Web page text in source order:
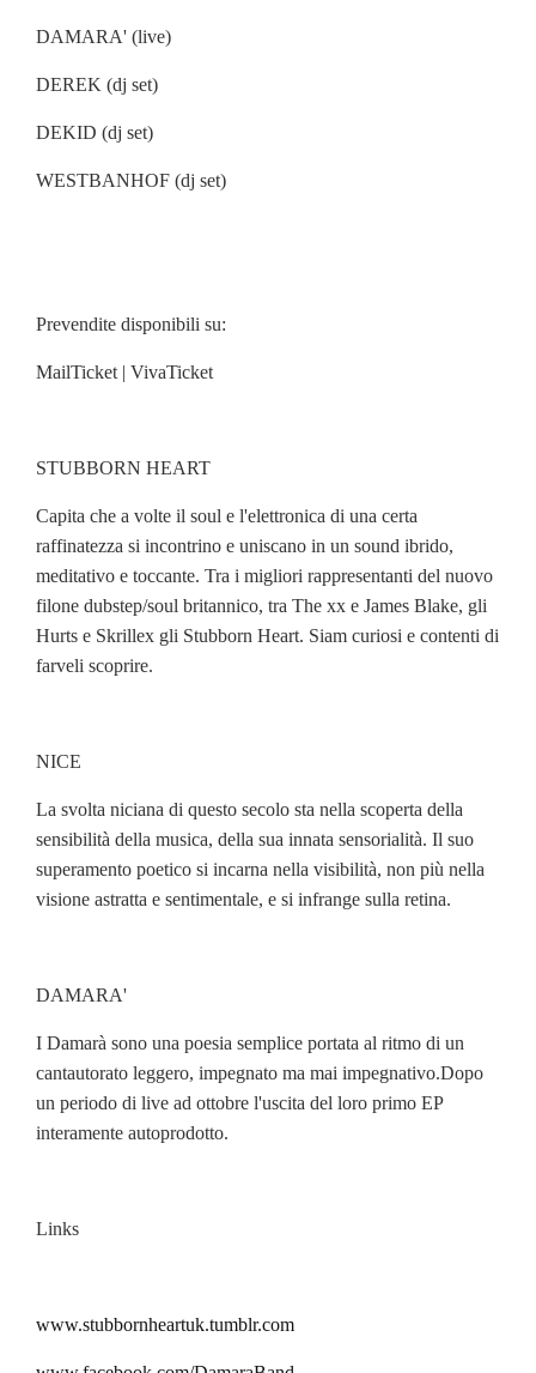
DAMARA' (live)
DEREK (dj set)
DEKID (dj set)
WESTBANHOF (dj set)
Prevendite disponibili su:
MailTicket | VivaTicket
STUBBORN HEART
Capita che a volte il soul e l'elettronica di una certa
raffinatezza si incontrino e uniscano in un sound ibrido,
meditativo e toccante. Tra i migliori rappresentanti del nuovo
filone dubstep/soul britannico, tra The xx e James Blake, gli
Hurts e Skrillex gli Stubborn Heart. Siam curiosi e contenti di
farveli scoprire.
NICE
La svolta niciana di questo secolo sta nella scoperta della
sensibilità della musica, della sua innata sensorialità. Il suo
superamento poetico si incarna nella visibilità, non più nella
visione astratta e sentimentale, e si infrange sulla retina.
DAMARA'
I Damarà sono una poesia semplice portata al ritmo di un
cantautorato leggero, impegnato ma mai impegnativo.Dopo
un periodo di live ad ottobre l'uscita del loro primo EP
interamente autoprodotto.
Links
www.stubbornheartuk.tumblr.com